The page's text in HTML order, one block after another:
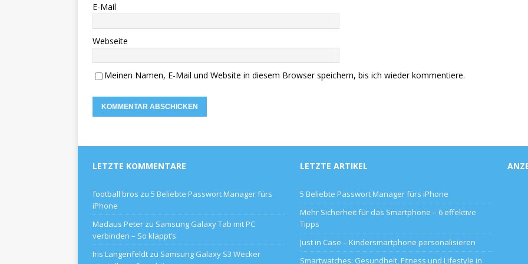
E-Mail
Webseite
Meinen Namen, E-Mail und Website in diesem Browser speichern, bis ich wieder kommentiere.
LETZTE KOMMENTARE
football bros zu 5 Beliebte Passwort Manager fürs
iPhone
Madaus Peter zu Samsung Galaxy Tab mit PC
verbinden – So klappt’s
Iris Langenfeldt zu Samsung Galaxy S3 Wecker
LETZTE ARTIKEL
5 Beliebte Passwort Manager fürs iPhone
Mehr Sicherheit für das Smartphone – 6 effektive
Tipps
Just in Case – Kindersmartphone personalisieren
Smartwatches: Gesundheit, Fitness und Lifestyle in